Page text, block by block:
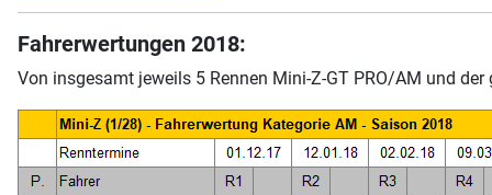
Fahrerwertungen 2018:
Von insgesamt jeweils 5 Rennen Mini-Z-GT PRO/AM und